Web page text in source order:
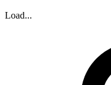
Load...